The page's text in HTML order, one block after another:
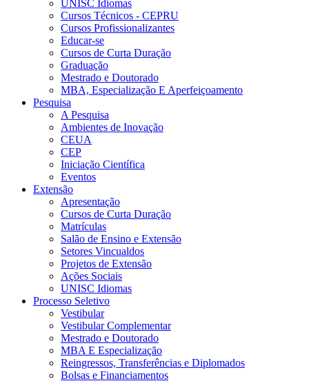
UNISC Idiomas
Cursos Técnicos - CEPRU
Cursos Profissionalizantes
Educar-se
Cursos de Curta Duração
Graduação
Mestrado e Doutorado
MBA, Especialização E Aperfeiçoamento
Pesquisa
A Pesquisa
Ambientes de Inovação
CEUA
CEP
Iniciação Científica
Eventos
Extensão
Apresentação
Cursos de Curta Duração
Matrículas
Salão de Ensino e Extensão
Setores Vincualdos
Projetos de Extensão
Ações Sociais
UNISC Idiomas
Processo Seletivo
Vestibular
Vestibular Complementar
Mestrado e Doutorado
MBA E Especialização
Reingressos, Transferências e Diplomados
Bolsas e Financiamentos